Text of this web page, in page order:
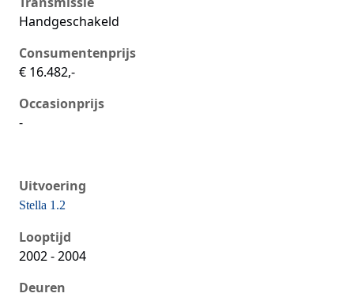
Handgeschakeld
Consumentenprijs
€ 16.482,-
Occasionprijs
-
Uitvoering
Seat Ibiza iii, 1.2, 47 kW, Benzine, 3 deuren
Stella 1.2
Looptijd
2002 - 2004
Deuren